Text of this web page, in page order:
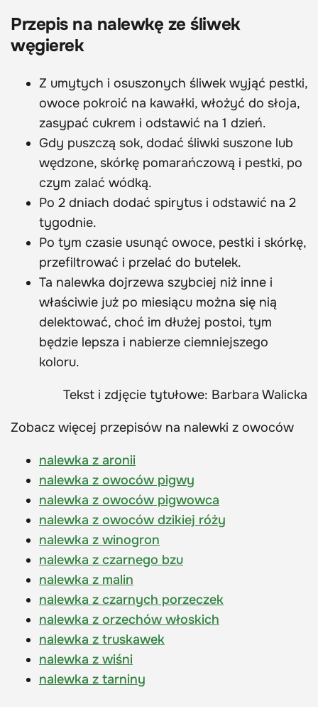
Przepis na nalewkę ze śliwek
węgierek
Z umytych i osuszonych śliwek wyjąć pestki,
owoce pokroić na kawałki, włożyć do słoja,
zasypać cukrem i odstawić na 1 dzień.
Gdy puszczą sok, dodać śliwki suszone lub
wędzone, skórkę pomarańczową i pestki, po
czym zalać wódką.
Po 2 dniach dodać spirytus i odstawić na 2
tygodnie.
Po tym czasie usunąć owoce, pestki i skórkę,
przefiltrować i przelać do butelek.
Ta nalewka dojrzewa szybciej niż inne i
właściwie już po miesiącu można się nią
delektować, choć im dłużej postoi, tym
będzie lepsza i nabierze ciemniejszego
koloru.
Tekst i zdjęcie tytułowe: Barbara Walicka
Zobacz więcej przepisów na nalewki z owoców
nalewka z aronii
nalewka z owoców pigwy
nalewka z owoców pigwowca
nalewka z owoców dzikiej róży
nalewka z winogron
nalewka z czarnego bzu
nalewka z malin
nalewka z czarnych porzeczek
nalewka z orzechów włoskich
nalewka z truskawek
nalewka z wiśni
nalewka z tarniny